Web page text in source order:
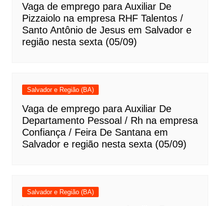
Vaga de emprego para Auxiliar De
Pizzaiolo na empresa RHF Talentos /
Santo Antônio de Jesus em Salvador e
região nesta sexta (05/09)
Salvador e Região (BA)
Vaga de emprego para Auxiliar De
Departamento Pessoal / Rh na empresa
Confiança / Feira De Santana em
Salvador e região nesta sexta (05/09)
Salvador e Região (BA)